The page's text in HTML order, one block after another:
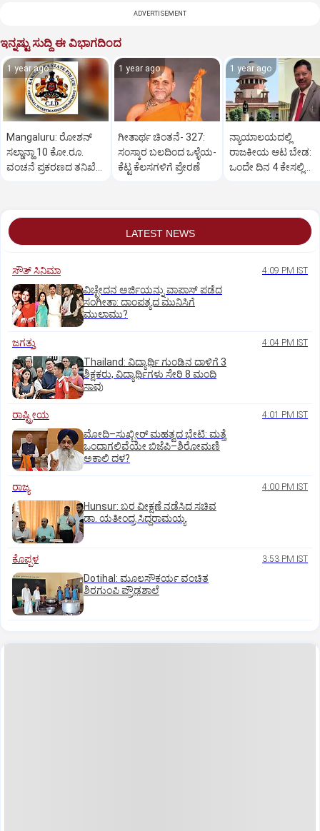
ADVERTISEMENT
ಇನ್ನಷ್ಟು ಸುದ್ದಿ ಈ ವಿಭಾಗದಿಂದ
1 year ago
Mangaluru: ರೋಶನ್‌
ಸಲ್ಡಾನ್ಹಾ 10 ಕೋ.ರೂ.
ವಂಚನೆ ಪ್ರಕರಣದ ತನಿಖೆ
1 year ago
ಗೀತಾರ್ಥ ಚಿಂತನೆ- 327:
ಸಂಸ್ಕಾರ ಬಲದಿಂದ ಒಳ್ಳೆಯ-
ಕೆಟ್ಟ ಕೆಲಸಗಳಿಗೆ ಪ್ರೇರಣೆ
1 year ago
ನ್ಯಾಯಾಲಯದಲ್ಲಿ
ರಾಜಕೀಯ ಆಟ ಬೇಡ:
ಒಂದೇ ದಿನ 4 ಕೇಸಲ್ಲಿ
LATEST NEWS
ಸೌತ್‌ ಸಿನಿಮಾ 4:09 PM IST
ವಿಚ್ಛೇದನ ಅರ್ಜಿಯನ್ನು ವಾಪಾಸ್‌ ಪಡೆದ
ಸಂಗೀತಾ: ದಾಂಪತ್ಯದ ಮುನಿಸಿಗೆ
ಮುಲಾಮು?
ಜಗತ್ತು 4:04 PM IST
Thailand: ವಿದ್ಯಾರ್ಥಿ ಗುಂಡಿನ ದಾಳಿಗೆ 3
ಶಿಕ್ಷಕರು, ವಿದ್ಯಾರ್ಥಿಗಳು ಸೇರಿ 8 ಮಂದಿ
ಸಾವು
ರಾಷ್ಟ್ರೀಯ 4:01 PM IST
ಮೋದಿ–ಸುಖ್ಬೀರ್ ಮಹತ್ವದ ಭೇಟಿ: ಮತ್ತೆ
ಒಂದಾಗಲಿವೆಯೇ ಬಿಜೆಪಿ–ಶಿರೋಮಣಿ
ಅಕಾಲಿ ದಳ?
ರಾಜ್ಯ 4:00 PM IST
Hunsur: ಬರ ವೀಕ್ಷಣೆ ನಡೆಸಿದ ಸಚಿವ
ಡಾ. ಯತೀಂದ್ರ ಸಿದ್ದರಾಮಯ್ಯ
ಕೊಪ್ಪಳ 3:53 PM IST
Dotihal: ಮೂಲಸೌಕರ್ಯ ವಂಚಿತ
ಶಿರಗುಂಪಿ ಪ್ರೌಢಶಾಲೆ